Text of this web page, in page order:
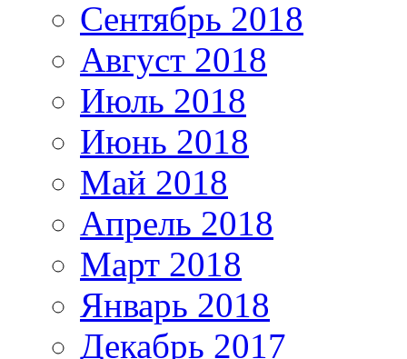
Сентябрь 2018
Август 2018
Июль 2018
Июнь 2018
Май 2018
Апрель 2018
Март 2018
Январь 2018
Декабрь 2017